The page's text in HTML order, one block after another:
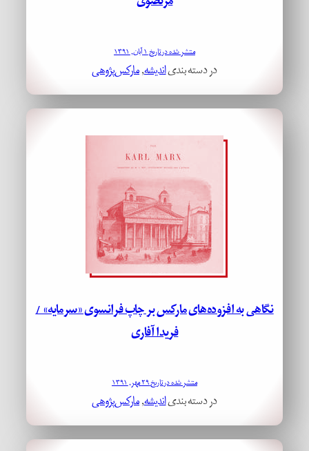
منتشر شده در تاریخ ۱ آبان, ۱۳۹۱
در دسته بندیاندیشه, مارکس‌پژوهی
نگاهی به افزوده‌های مارکس بر چاپ فرانسوی «سرمایه» /
فریدا آفاری
منتشر شده در تاریخ ۲۹ مهر, ۱۳۹۱
در دسته بندیاندیشه, مارکس‌پژوهی